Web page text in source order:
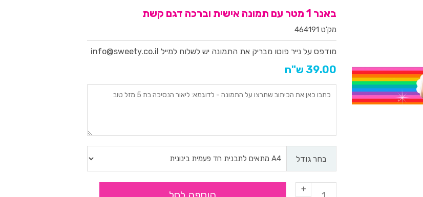
באנר 1 מטר עם תמונה אישית וברכה דגם קשת
מק'ט 464191
מודפס על נייר פוטו מבריק את התמונה יש לשלוח למייל info@sweety.co.il
39.00 ש"ח
בחר גודל